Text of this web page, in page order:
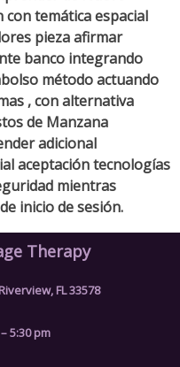
temática espacial
pieza afirmar
banco integrando
método actuando
, con alternativa
de Manzana
adicional
aceptación tecnologías
mientras
inicio de sesión.
Therapy
FL 33578
5:30 pm